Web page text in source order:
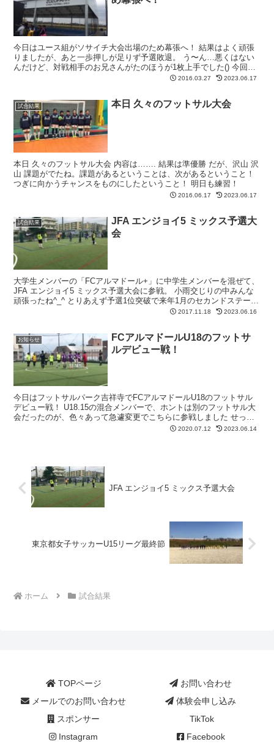
今日はユース組がソサイチ大会出場のため幕張へ！ 結果はよく頑張
りましたが、あと一歩押しが足りず予選敗退。 う〜ん…悪くはない
んだけど、対戦相手のお兄さんがたのほうが1枚上手でした() 今回初
めてソサイチ大会に参加し、11人制とも違う、フット...
2016.03.27 2023.06.17
試合結果 本日 久々のフットサル大会
本日 久々のフットサル大会 内容は……. 結果は準優勝 だが、沢山 沢
山 課題がでたね。課題があるということは、次があるということ！
つぎに向かうチャンスをものにしたということ！ 明日も練習！
2016.06.17 2023.06.17
試合結果
JFA エンジョイ5 ミックス予選大
会
大学生メンバーの「FCアルマドール+」に中学生メンバーを混ぜて、
JFA エンジョイ5 ミックス予選大会に参戦。 小雨交じりの中みんな
頑張ったね^_^ とりあえず予選1位突破で来年1月のセカンドステージ
2017.11.18 2023.06.16
お知らせ
FCアルマドールU18のフットサ
ルデビュー戦！
今日はフットサルパーク吉祥寺でFCアルマドールU18のフットサル
デビュー戦！ U18.15の混合メンバーで、ホントは別のフットサル大
会だったのが、色々あって急遽変更でこちらに参戦しました せっか
くコロナ休み明けから1ヶ月半しっかり身体を作っ...
2020.07.12 2023.06.14
JFA エンジョイ5 ミックス予選大会
東京都女子サッカーU15リーグ最終節
ホーム 試合結果
TOPページ
お問い合わせ
メールでのお問い合わせ
体験会申し込み
スポンサー
TikTok
Instagram
Facebook